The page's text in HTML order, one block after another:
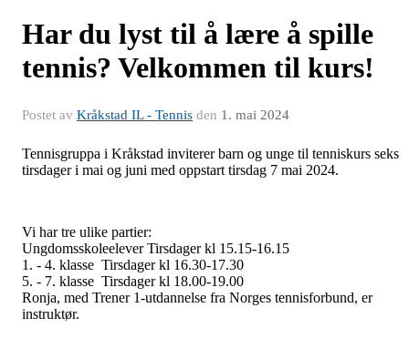
Har du lyst til å lære å spille
tennis? Velkommen til kurs!
Postet av Kråkstad IL - Tennis den 1. mai 2024
Tennisgruppa i Kråkstad inviterer barn og unge til tenniskurs seks
tirsdager i mai og juni med oppstart tirsdag 7 mai 2024.
Vi har tre ulike partier:
Ungdomsskoleelever Tirsdager kl 15.15-16.15
1. - 4. klasse Tirsdager kl 16.30-17.30
5. - 7. klasse Tirsdager kl 18.00-19.00
Ronja, med Trener 1-utdannelse fra Norges tennisforbund, er
instruktør.